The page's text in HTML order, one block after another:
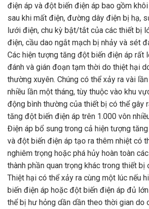
điện áp và đột biến điện áp bao gồm
sau khi mất điện, đường dây điện bị hạ,
lưới điện, chu kỳ bật/tắt của các thiết bị
điện, cầu dao ngắt mạch bị nhảy và sét
Các hiện tượng tăng đột biến điện áp rất
đánh và gián đoạn tạm thời do thiệt hại
thường xuyên. Chúng có thể xảy ra vài
nhiều lần một tháng, tùy thuộc vào khu
động bình thường của thiết bị có thể gây
tăng đột biến điện áp trên 1.000 vôn
Điện áp bổ sung trong cả hiện tượng
và đột biến điện áp tạo ra thêm nhiệt có
nghiêm trọng hoặc phá hủy hoàn toàn
thành phần quan trọng khác trong thiết bị
Thiệt hại có thể xảy ra cùng một lúc nếu
biến điện áp hoặc đột biến điện áp đủ
thể bị hư hỏng dần dần theo thời gian do